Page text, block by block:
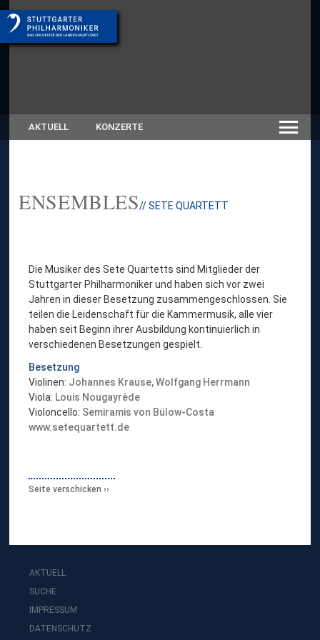
AKTUELL KONZERTE
ENSEMBLES// SETE QUARTETT
Die Musiker des Sete Quartetts sind Mitglieder der
Stuttgarter Philharmoniker und haben sich vor zwei
Jahren in dieser Besetzung zusammengeschlossen. Sie
teilen die Leidenschaft für die Kammermusik, alle vier
haben seit Beginn ihrer Ausbildung kontinuierlich in
verschiedenen Besetzungen gespielt.
Besetzung
Violinen: Johannes Krause,Wolfgang Herrmann
Viola: Louis Nougayrède
Violoncello: Semiramis von Bülow-Costa
www.setequartett.de
Seite verschicken
AKTUELL
SUCHE
IMPRESSUM
DATENSCHUTZ